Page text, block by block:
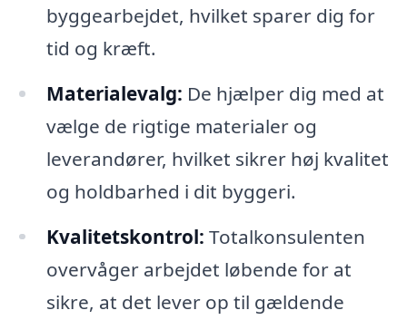
byggearbejdet, hvilket sparer dig for
tid og kræft.
Materialevalg: De hjælper dig med at
vælge de rigtige materialer og
leverandører, hvilket sikrer høj kvalitet
og holdbarhed i dit byggeri.
Kvalitetskontrol: Totalkonsulenten
overvåger arbejdet løbende for at
sikre, at det lever op til gældende